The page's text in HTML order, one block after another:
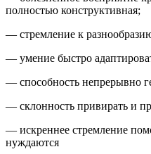
полностью конструктивная;
— стремление к
— умение быстро
— способность непрерывно
— склонность привирать и
— искреннее стремление
нуждаются